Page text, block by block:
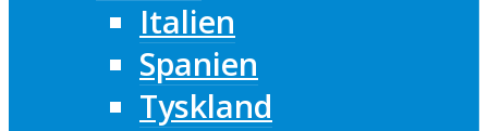
Italien
Spanien
Tyskland